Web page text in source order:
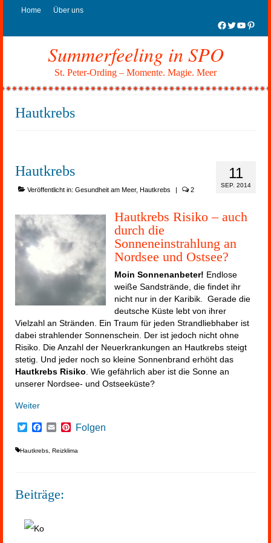
Home Über uns
Facebook
Twitter
Summerfeeling in SPO
St. Peter-Ording – Momente. Magie. Meer
Hautkrebs
11
SEP. 2014
Hautkrebs
Veröffentlicht in: Gesundheit am Meer, Hautkrebs | 2
Hautkrebs Risiko – auch
durch die
Sonneneinstrahlung an
Nordsee und Ostsee?
Moin Sonnenanbeter! Endlose
weiße Sandstrände, die findet ihr
nicht nur in der Karibik. Gerade die
deutsche Küste lebt von ihrer
Vielzahl an Stränden. Ein Traum für jeden Strandliebhaber ist
dabei strahlender Sonnenschein. Der ist jedoch nicht ohne
Risiko. Die Anzahl der Neuerkrankungen an Hautkrebs steigt
stetig. Und jeder noch so kleine Sonnenbrand erhöht das
Hautkrebs Risiko . Wie gefährlich aber ist die Sonne an
unserer Nordsee- und Ostseeküste?
Weiter
TwitterFacebook
EmailPinterest
Folgen
Hautkrebs Reizklima
Beiträge: